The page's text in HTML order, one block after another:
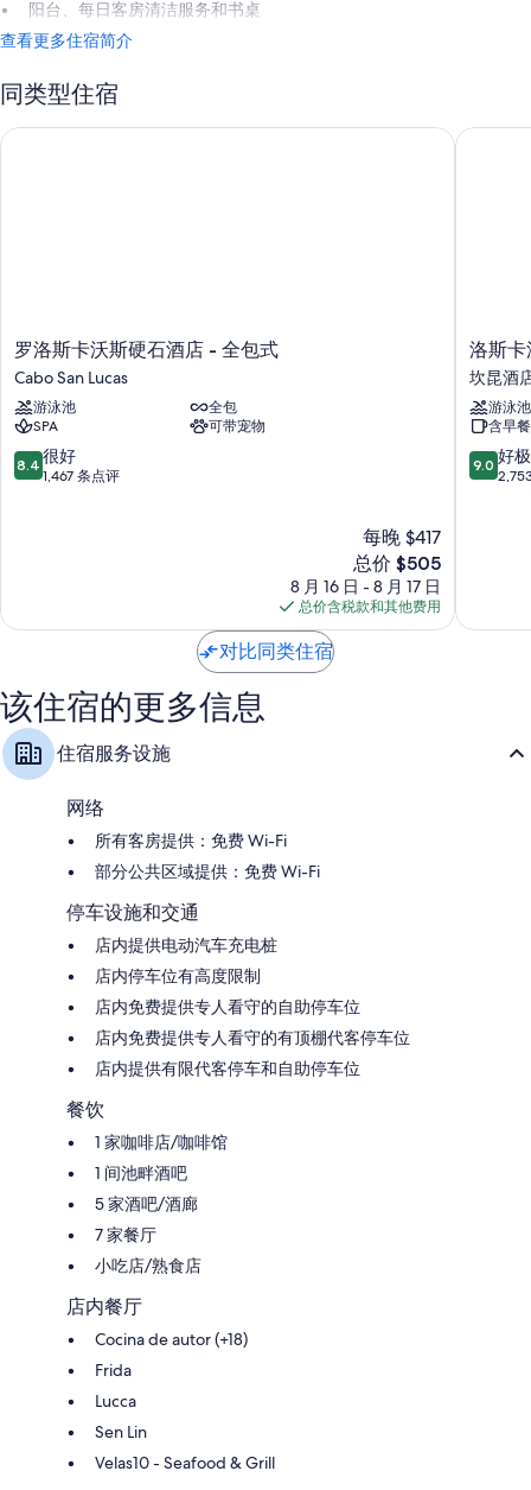
阳台、每日客房清洁服务和书桌
查看更多住宿简介
同类型住宿
罗
洛
斯
卡
沃
斯
硬
式
Lucas
罗洛斯卡沃斯硬石酒店 - 全包式
Cabo San Lucas
游泳池
全包
SPA
可带宠物
8.4
分，
条
8.4 很好
1,467 条点评
每晚 $417
新
价
格
$505
总价 $505
8 月 16 日 - 8 月 17 日
总价含税款和其他费用
罗洛斯卡沃斯硬石酒店 - 全包式
洛
斯
卡
沃
斯
凯
悦
包
洛斯
坎昆酒
游泳池
含早餐
9.0
分，
2,753
9.0 好
洛斯卡
对比同类住宿
该住宿的更多信息
住宿服务设施
网络
所有客房提供：免费 Wi-Fi
部分公共区域提供：免费 Wi-Fi
停车设施和交通
店内提供电动汽车充电桩
店内停车位有高度限制
店内免费提供专人看守的自助停车位
店内免费提供专人看守的有顶棚代客停车位
店内提供有限代客停车和自助停车位
餐饮
1 家咖啡店/咖啡馆
1 间池畔酒吧
5 家酒吧/酒廊
7 家餐厅
小吃店/熟食店
店内餐厅
Cocina de autor (+18)
Frida
Lucca
Sen Lin
Velas10 - Seafood & Grill